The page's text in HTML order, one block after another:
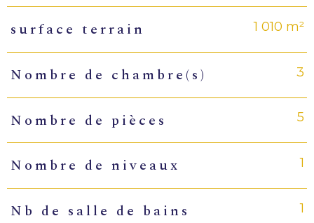
surface terrain 1 010 m²
Nombre de chambre(s) 3
Nombre de pièces 5
Nombre de niveaux 1
Nb de salle de bains 1